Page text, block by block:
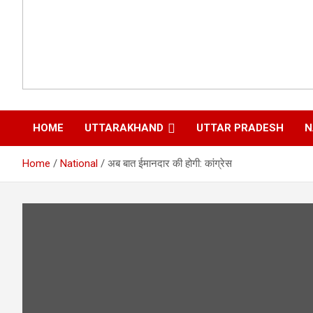
HOME UTTARAKHAND UTTAR PRADESH
Home National अब बात ईमानदार की होगी: कांग्रेस